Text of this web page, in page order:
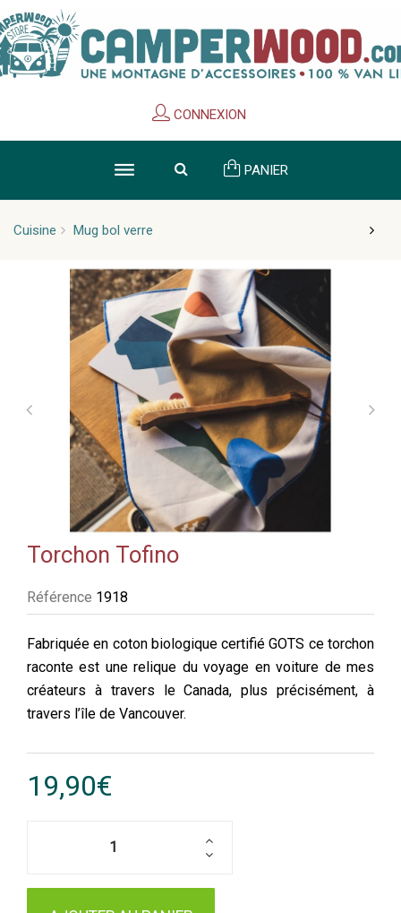
CONNEXION
PANIER
Cuisine Mug bol verre
Torchon Tofino
Référence 1918
Fabriquée en coton biologique certifié GOTS ce torchon
raconte est une relique du voyage en voiture de mes
créateurs à travers le Canada, plus précisément, à
travers l’île de Vancouver.
19,90€
Cookies management panel